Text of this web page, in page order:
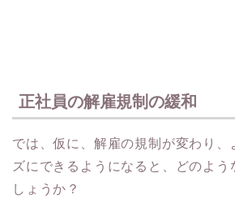
正社員の解雇規制の緩和
では、仮に、解雇の規制が変わり、
ズにできるようになると、どのよう
しょうか？